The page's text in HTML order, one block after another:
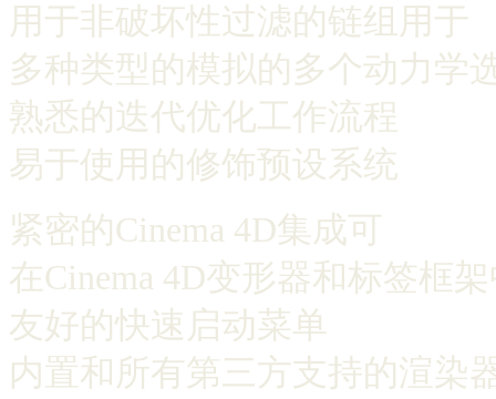
用于非破坏性过滤的链组用于
多种类型的模拟的多个动力学
熟悉的迭代优化工作流程
易于使用的修饰预设系统
紧密的Cinema 4D集成可
在Cinema 4D变形器和标签框
友好的快速启动菜单
内置和所有第三方支持的渲染